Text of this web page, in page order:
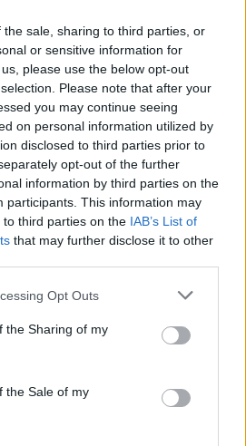
sale, sharing to third parties, or
or sensitive information for
please use the below opt-out
Please note that after your
you may continue seeing
on personal information utilized by
disclosed to third parties prior to
opt-out of the further
information by third parties on the
participants. This information may
third parties on the IAB’s List of
that may further disclose it to other
app uses one or more Google
usage behaviour. You may click to
Google and its third-party tags to
specified purposes in below Google
Opt Outs
the Sharing of my
the Sale of my
να μπω» – Η
για το